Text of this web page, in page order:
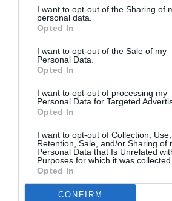
I want to opt-out of the Sharing of
personal data.
Opted In
I want to opt-out of the Sale of my
Personal Data.
Opted In
I want to opt-out of processing my
Personal Data for Targeted
Opted In
I want to opt-out of Collection, Use,
Retention, Sale, and/or Sharing of
Personal Data that Is Unrelated
Purposes for which it was collected.
Opted In
CONFIRM
υπουργός Τουρισμού, Βασίλης
μίλησε πολύ τρυφερά για την
του και τόνισε ιδιαίτερα το
πρόκειται για έναν άνθρωπο
ανθρώπους της. Έκανε ειδική
οργανωτικότητα, την επιμονή
μεθοδικότητά της, ενώ δεν
ευχαριστήσει δημόσια για το
όπως τόνισε, πλάι και όχι
τον στηρίξει στην διαδρομή